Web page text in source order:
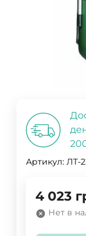
Артикул: ЛТ-
4 023
Нет в